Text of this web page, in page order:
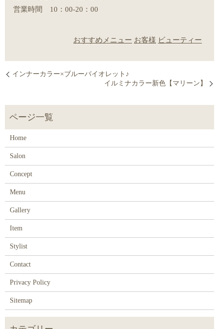
営業時間 10：00-20：00
おすすめメニュー お客様 ビューティー
インナーカラー×ブルーバイオレット♪
イルミナカラー新色【マリーン】
Home
Salon
Concept
Menu
Gallery
Item
Stylist
Contact
Privacy Policy
Sitemap